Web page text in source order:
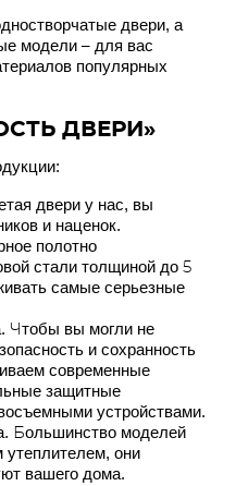
двери, а
модели – для вас
популярных
ДВЕРИ»
двери у нас, вы
и наценок.
полотно
стали толщиной до 5
самые серьезные
Чтобы вы могли не
и сохранность
современные
защитные
устройствами.
Большинство моделей
они
вашего дома.